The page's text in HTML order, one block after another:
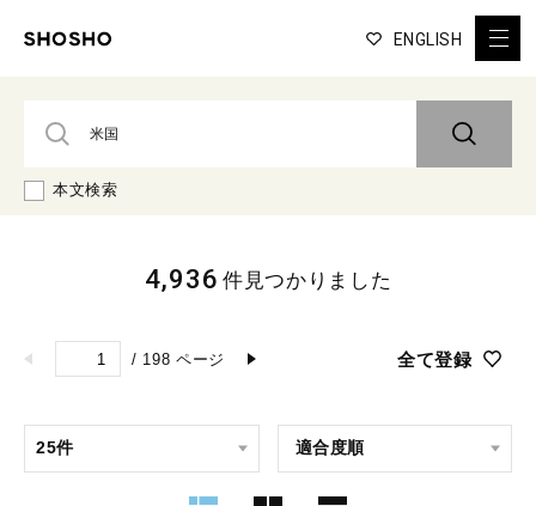
ENGLISH
本文検索
/ 198 ページ 全て登録
4,936 件見つかりました